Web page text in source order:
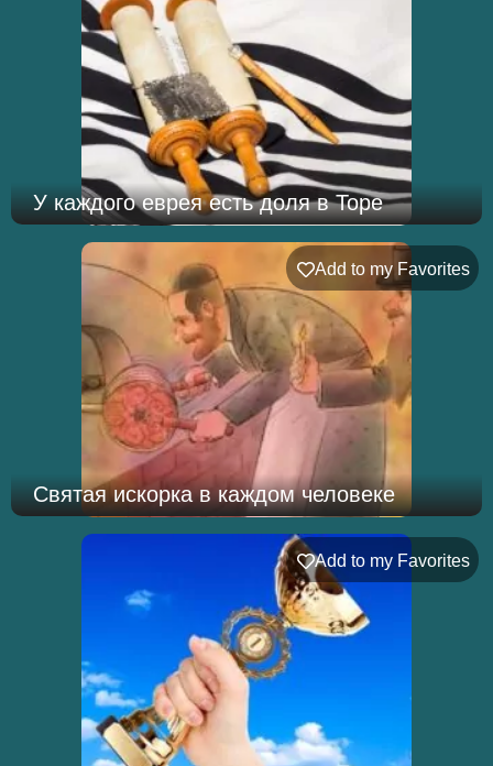
У каждого еврея есть доля в Торе
Add to my Favorites
Святая искорка в каждом человеке
Add to my Favorites